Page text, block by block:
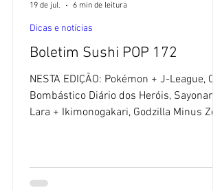
Boletim Sushi POP 172
NESTA EDIÇÃO: Pokémon + J-League, O
Bombástico Diário dos Heróis, Sayonara
Lara + Ikimonogakari, Godzilla Minus Zero,
utiliza textos feitos com ajuda de
Dicas e notícias
19 de jul.
6 min de leitura